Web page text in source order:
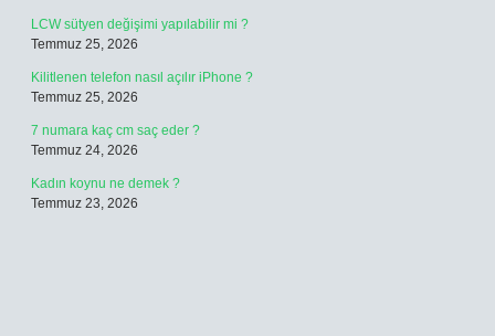
LCW sütyen değişimi yapılabilir mi ?
Temmuz 25, 2026
Kilitlenen telefon nasıl açılır iPhone ?
Temmuz 25, 2026
7 numara kaç cm saç eder ?
Temmuz 24, 2026
Kadın koynu ne demek ?
Temmuz 23, 2026